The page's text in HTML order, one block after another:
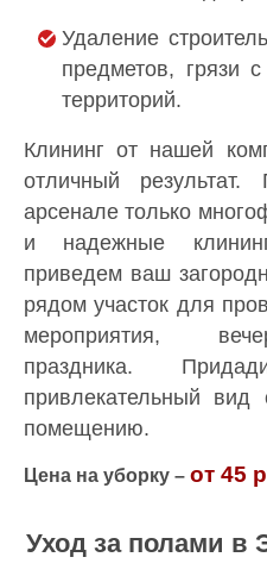
Удаление
предметов, грязи
территорий.
Клининг от нашей
отличный
арсенале только
и надежные
приведем ваш
рядом участок для
мероприятия,
праздника.
привлекательный вид
помещению.
Цена на уборку – от 45
Уход за полами в